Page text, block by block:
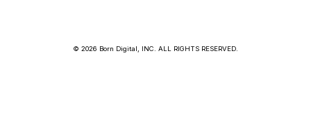
© 2026 Born Digital, INC. ALL RIGHTS RESERVED.